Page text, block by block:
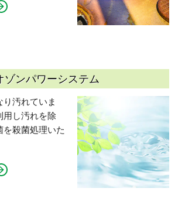
ゾンパワーシステム
汚れていま
用し汚れを除
殺菌処理いた